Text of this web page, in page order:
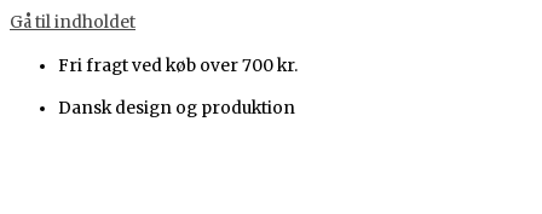
Gå til indholdet
Fri fragt ved køb over 700 kr.
Dansk design og produktion